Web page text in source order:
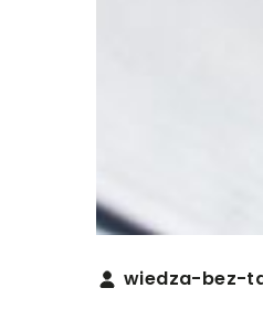
wiedza-bez-